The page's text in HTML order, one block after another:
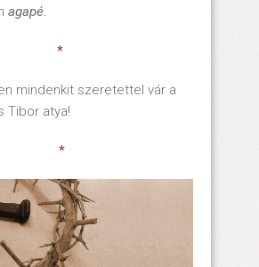
agapé.
*
mindenkit szeretettel vár a
Tibor atya!
*